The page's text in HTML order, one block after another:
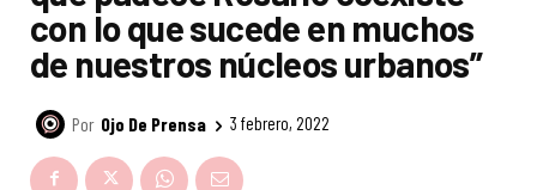
con lo que sucede en muchos
de nuestros núcleos urbanos”
Por Ojo De Prensa 3 febrero, 2022